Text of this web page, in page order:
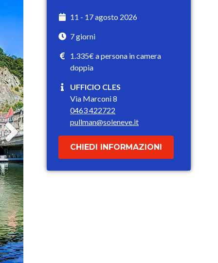
11 - 17 agosto 2026
7 giorni
1.335€ a persona in camera
doppia
UFFICIO CLES
Via Marconi 8
0463 422722
pullman@soleneve.it
CHIEDI INFORMAZIONI